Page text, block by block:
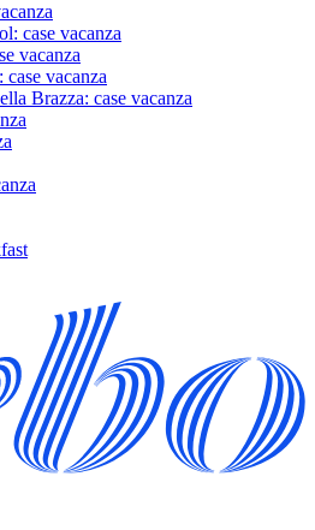
case vacanza
vacanza
vacanza
Brazza: case vacanza